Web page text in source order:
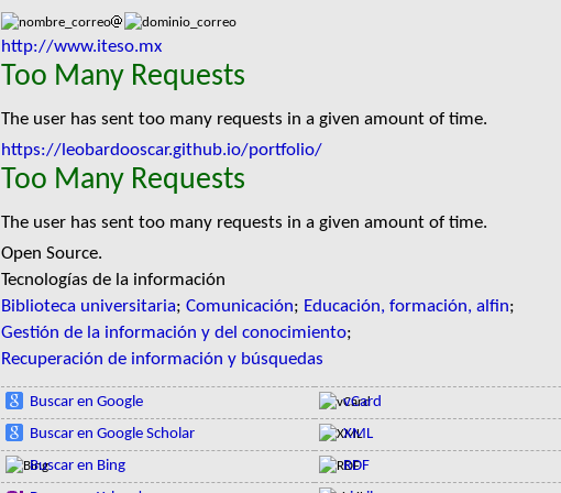
http://www.iteso.mx
Too Many Requests
The user has sent too many requests in a given amount of time.
https://leobardooscar.github.io/portfolio/
Too Many Requests
The user has sent too many requests in a given amount of time.
Open Source.
Tecnologías de la información
Biblioteca universitaria; Comunicación; Educación, formación, alfin;
Gestión de la información y del conocimiento;
Recuperación de información y búsquedas
Buscar en Google
Buscar en Google Scholar
Buscar en Bing
vCard
XML
RDF